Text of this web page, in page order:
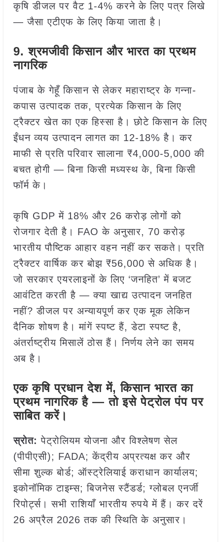
कृषि डीजल पर वैट 1-4% करने के लिए पत्र लिखे
— जैसा एटीएफ के लिए किया जाता है।
9. श्रमजीवी किसान और भारत का प्रथम
नागरिक
पंजाब के गेहूँ किसान से लेकर महाराष्ट्र के गन्ना-
कपास उत्पादक तक, प्रत्येक किसान के लिए
ट्रैक्टर खेत का एक हिस्सा है। छोटे किसान के लिए
ईंधन व्यय उत्पादन लागत का 12-18% है। कर
माफी से प्रति परिवार सालाना ₹4,000-5,000 की
बचत होगी — बिना किसी मध्यस्थ के, बिना किसी
फॉर्म के।
कृषि GDP में 18% और 26 करोड़ लोगों को
रोजगार देती है। FAO के अनुसार, 70 करोड़
भारतीय पौष्टिक आहार वहन नहीं कर सकते। प्रति
ट्रैक्टर वार्षिक कर बोझ ₹56,000 से अधिक है।
जो सरकार एयरलाइनों के लिए ‘जनहित’ में बजट
आवंटित करती है — क्या खाद्य उत्पादन जनहित
नहीं? डीजल पर अन्यायपूर्ण कर एक मूक लेकिन
दैनिक शोषण है। मांगें स्पष्ट हैं, डेटा स्पष्ट है,
अंतर्राष्ट्रीय मिसालें ठोस हैं। निर्णय लेने का समय
अब है।
एक कृषि प्रधान देश में, किसान भारत का
प्रथम नागरिक है — तो इसे पेट्रोल पंप पर
साबित करें।
स्रोत:पेट्रोलियम योजना और विश्लेषण सेल
(पीपीएसी); FADA; केंद्रीय अप्रत्यक्ष कर और
सीमा शुल्क बोर्ड; ऑस्ट्रेलियाई कराधान कार्यालय;
इकोनॉमिक टाइम्स; बिजनेस स्टैंडर्ड; ग्लोबल एनर्जी
रिपोर्ट्स। सभी राशियाँ भारतीय रुपये में हैं। कर दरें
26 अप्रैल 2026 तक की स्थिति के अनुसार।